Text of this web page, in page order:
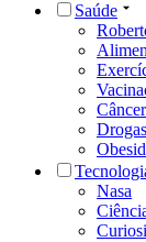
Saúde
Câncer
Drogas
Nasa